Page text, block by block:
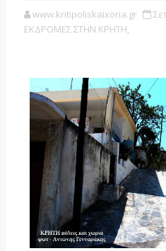
www.kritipoliskaixoria.gr
ΕΚΔΡΟΜΕΣ ΣΤΗΝ ΚΡΗΤΗ,